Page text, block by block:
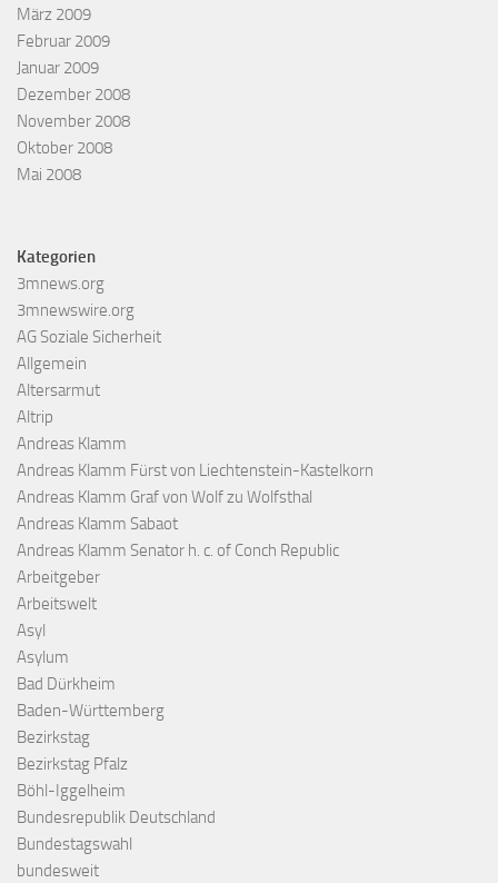
März 2009
Februar 2009
Januar 2009
Dezember 2008
November 2008
Oktober 2008
Mai 2008
Kategorien
3mnews.org
3mnewswire.org
AG Soziale Sicherheit
Allgemein
Altersarmut
Altrip
Andreas Klamm
Andreas Klamm Fürst von Liechtenstein-Kastelkorn
Andreas Klamm Graf von Wolf zu Wolfsthal
Andreas Klamm Sabaot
Andreas Klamm Senator h. c. of Conch Republic
Arbeitgeber
Arbeitswelt
Asyl
Asylum
Bad Dürkheim
Baden-Württemberg
Bezirkstag
Bezirkstag Pfalz
Böhl-Iggelheim
Bundesrepublik Deutschland
Bundestagswahl
bundesweit